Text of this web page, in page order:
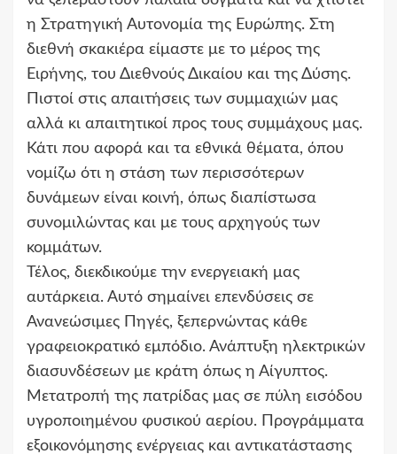
η Στρατηγική Αυτονομία της Ευρώπης. Στη
διεθνή σκακιέρα είμαστε με το μέρος της
Ειρήνης, του Διεθνούς Δικαίου και της Δύσης.
Πιστοί στις απαιτήσεις των συμμαχιών μας
αλλά κι απαιτητικοί προς τους συμμάχους μας.
Κάτι που αφορά και τα εθνικά θέματα, όπου
νομίζω ότι η στάση των περισσότερων
δυνάμεων είναι κοινή, όπως διαπίστωσα
συνομιλώντας και με τους αρχηγούς των
κομμάτων.
Τέλος, διεκδικούμε την ενεργειακή μας
αυτάρκεια. Αυτό σημαίνει επενδύσεις σε
Ανανεώσιμες Πηγές, ξεπερνώντας κάθε
γραφειοκρατικό εμπόδιο. Ανάπτυξη ηλεκτρικών
διασυνδέσεων με κράτη όπως η Αίγυπτος.
Μετατροπή της πατρίδας μας σε πύλη εισόδου
υγροποιημένου φυσικού αερίου. Προγράμματα
εξοικονόμησης ενέργειας και αντικατάστασης